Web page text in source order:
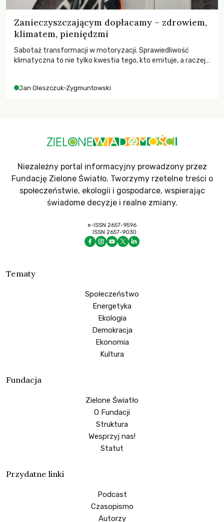
Zanieczyszczającym dopłacamy – zdrowiem,
klimatem, pieniędzmi
Sabotaż transformacji w motoryzacji. Sprawiedliwość
klimatyczna to nie tylko kwestia tego, kto emituje, a raczej
Jan Oleszczuk-Zygmuntowski
Niezależny portal informacyjny prowadzony przez
Fundację Zielone Światło. Tworzymy rzetelne treści o
społeczeństwie, ekologii i gospodarce, wspierając
świadome decyzje i realne zmiany.
e-ISSN 2657-9596
ISSN 2657-9030
Tematy
Społeczeństwo
Energetyka
Ekologia
Demokracja
Ekonomia
Kultura
Fundacja
Zielone Światło
O Fundacji
Struktura
Wesprzyj nas!
Statut
Przydatne linki
Podcast
Czasopismo
Autorzy